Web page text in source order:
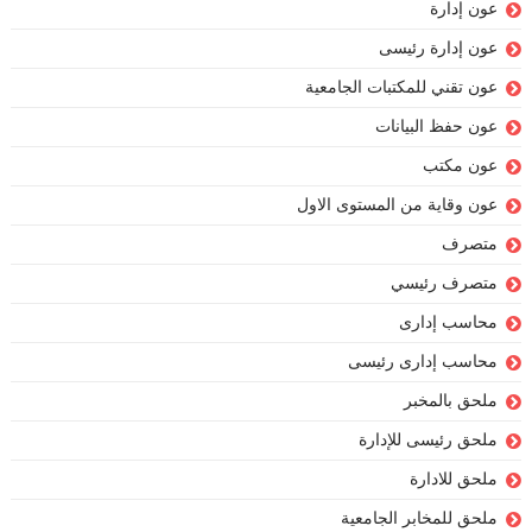
عون إدارة
عون إدارة رئيسى
عون تقني للمكتبات الجامعية
عون حفظ البيانات
عون مكتب
عون وقاية من المستوى الاول
متصرف
متصرف رئيسي
محاسب إدارى
محاسب إدارى رئيسى
ملحق بالمخبر
ملحق رئيسى للإدارة
ملحق للادارة
ملحق للمخابر الجامعية